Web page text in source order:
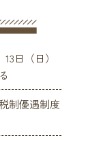
日（日）
制優遇制度